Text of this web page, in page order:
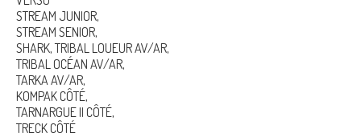
STREAM JUNIOR,
STREAM SENIOR,
SHARK, TRIBAL LOUEUR AV/AR,
TRIBAL OCÉAN AV/AR,
TARKA AV/AR,
KOMPAK CÔTÉ,
TARNARGUE II CÔTÉ,
TRECK CÔTÉ